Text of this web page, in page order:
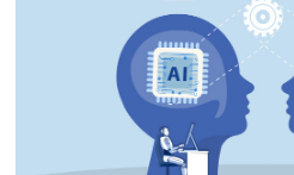
GEPT 全民英檢課程
TOEFL 托福課程
英文聽力養成
開口溜英文
旅遊英文
主題課程
英語俱樂部
線上真人
一對一家教
英文能力測驗
學員讚出來
活動花絮
Recruiting